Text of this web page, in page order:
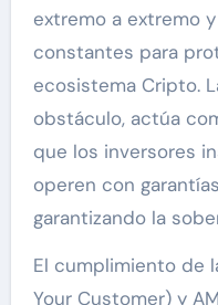
extremo a extremo
constantes para
ecosistema Cripto.
obstáculo, actúa
que los inversores
operen con
garantizando la
El cumplimiento de
Your Customer) y